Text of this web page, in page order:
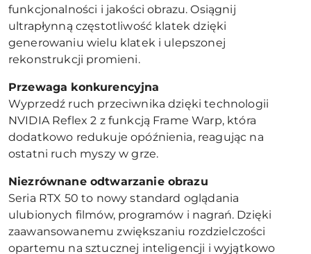
funkcjonalności i jakości obrazu. Osiągnij
ultrapłynną częstotliwość klatek dzięki
generowaniu wielu klatek i ulepszonej
rekonstrukcji promieni.
Przewaga konkurencyjna
Wyprzedź ruch przeciwnika dzięki technologii
NVIDIA Reflex 2 z funkcją Frame Warp, która
dodatkowo redukuje opóźnienia, reagując na
ostatni ruch myszy w grze.
Niezrównane odtwarzanie obrazu
Seria RTX 50 to nowy standard oglądania
ulubionych filmów, programów i nagrań. Dzięki
zaawansowanemu zwiększaniu rozdzielczości
opartemu na sztucznej inteligencji i wyjątkowo